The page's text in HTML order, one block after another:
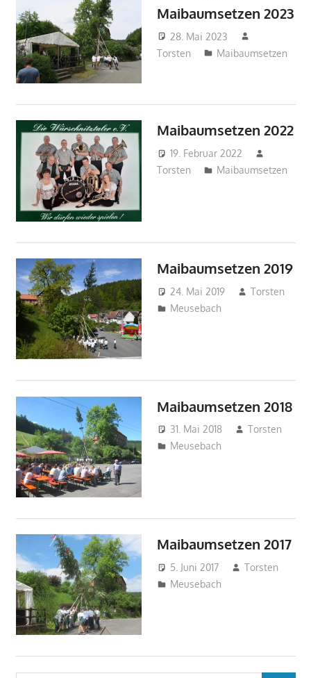
Maibaumsetzen 2023
28. Mai 2023
Torsten
Maibaumsetzen
Maibaumsetzen 2022
19. Februar 2022
Torsten
Maibaumsetzen
Maibaumsetzen 2019
24. Mai 2019
Torsten
Meusebach
Maibaumsetzen 2018
31. Mai 2018
Torsten
Meusebach
Maibaumsetzen 2017
5. Juni 2017
Torsten
Meusebach